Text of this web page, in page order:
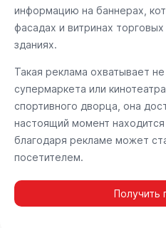
информацию на баннерах,
фасадах и витринах
зданиях.
Такая реклама охватывает
супермаркета или
спортивного дворца, она
настоящий момент
благодаря рекламе может
посетителем.
Получить